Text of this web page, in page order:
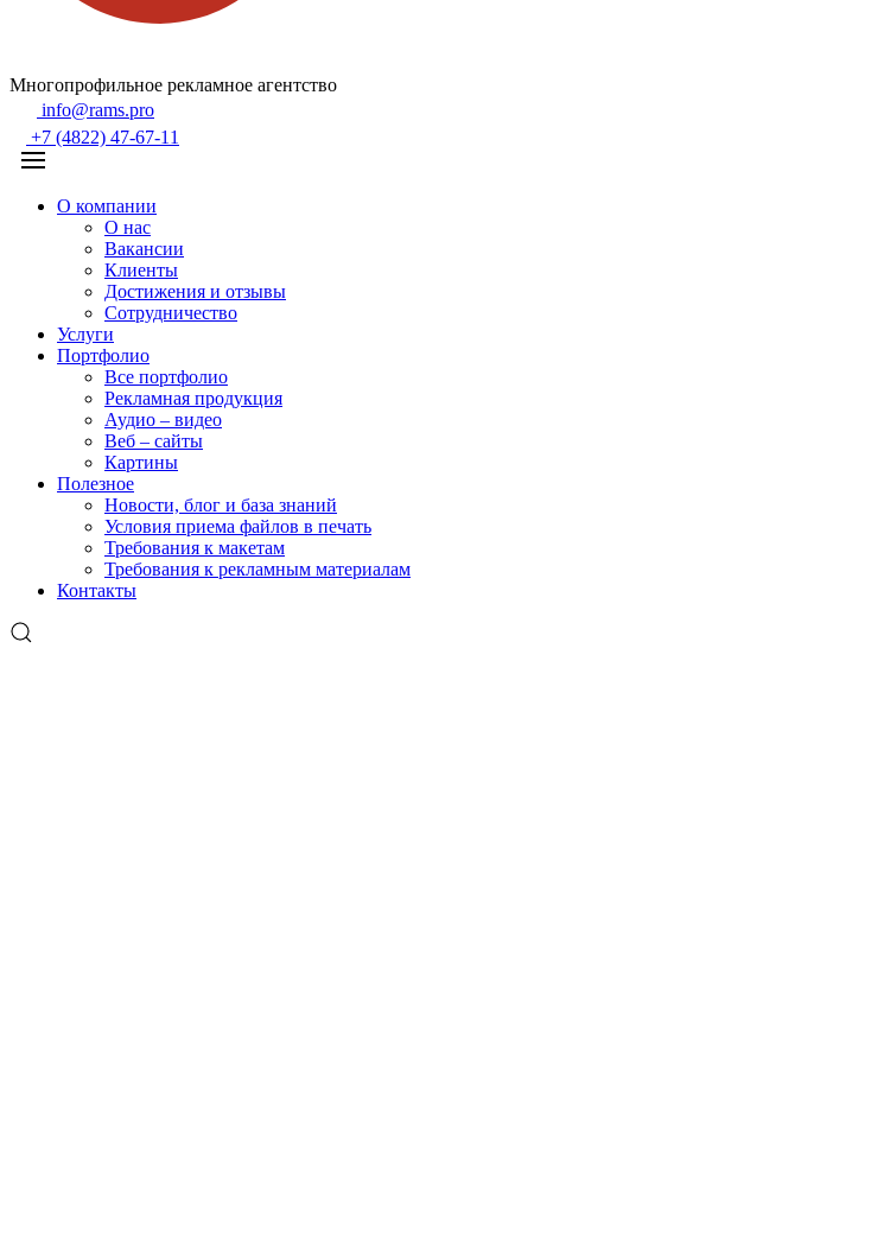
Многопрофильное рекламное агентство
info@rams.pro
+7 (4822) 47-67-11
О компании
О нас
Вакансии
Клиенты
Достижения и отзывы
Сотрудничество
Услуги
Портфолио
Все портфолио
Рекламная продукция
Аудио – видео
Веб – сайты
Картины
Полезное
Новости, блог и база знаний
Условия приема файлов в печать
Требования к макетам
Требования к рекламным материалам
Контакты